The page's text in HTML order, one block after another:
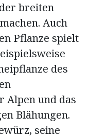
breiten
Auch
Pflanze spielt
des
Alpen und das
Blähungen.
seine